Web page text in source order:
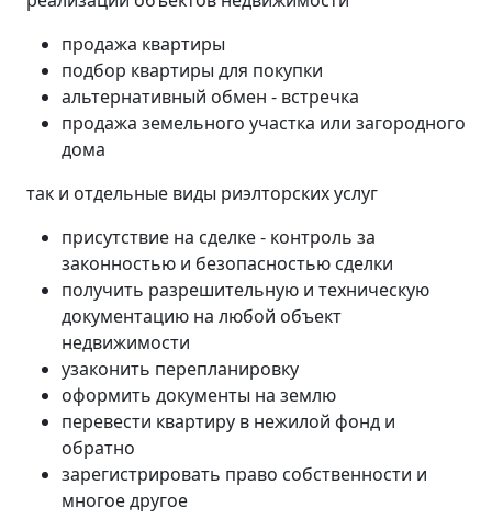
продажа квартиры
подбор квартиры для покупки
альтернативный обмен - встречка
продажа земельного участка или загородного
дома
так и отдельные виды риэлторских услуг
присутствие на сделке - контроль за
законностью и безопасностью сделки
получить разрешительную и техническую
документацию на любой объект
недвижимости
узаконить перепланировку
оформить документы на землю
перевести квартиру в нежилой фонд и
обратно
зарегистрировать право собственности и
многое другое